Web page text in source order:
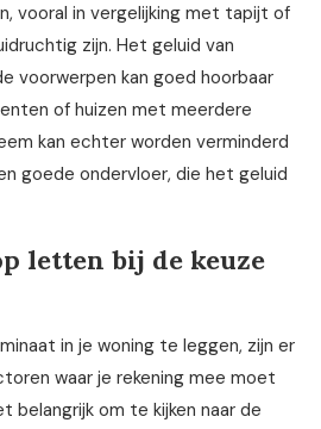
vooral in vergelijking met tapijt of
zijn. Het geluid van
voorwerpen kan goed hoorbaar
of huizen met meerdere
kan echter worden verminderd
goede ondervloer, die het geluid
letten bij de keuze
in je woning te leggen, zijn er
waar je rekening mee moet
belangrijk om te kijken naar de